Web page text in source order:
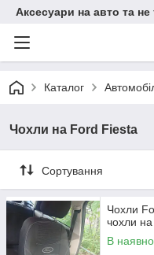
Аксесуари на авто та не
Каталог
Чохли на Ford Fiesta
Сортування
Чохли
чохли
В